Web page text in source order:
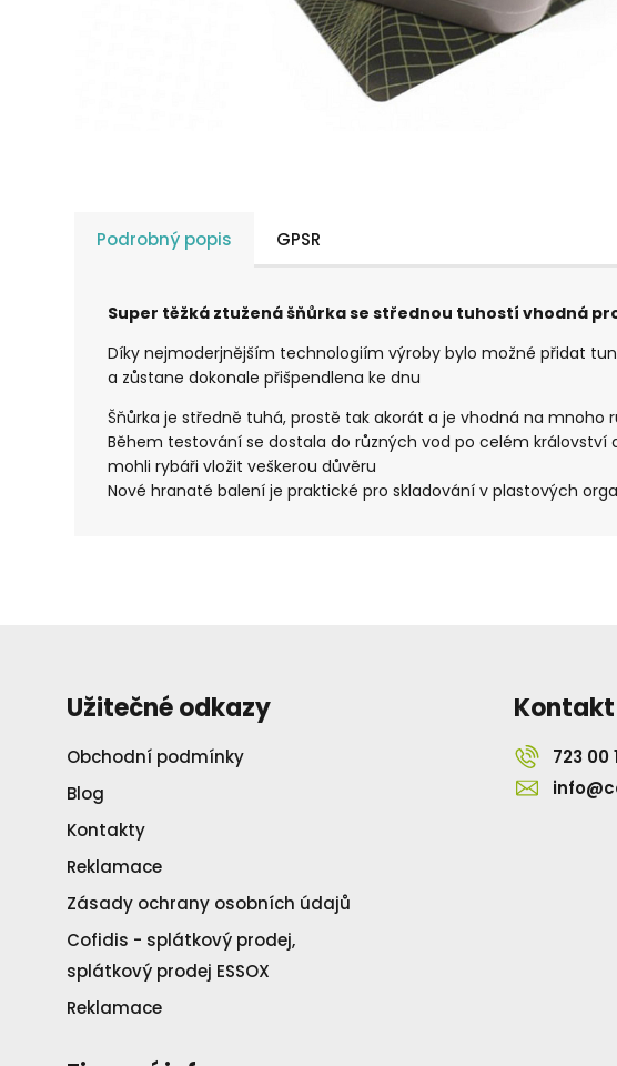
Podrobný popis GPSR
Super těžká ztužená šňůrka se střednou tuhostí vhodná
Díky nejmoderjnějším technologiím výroby bylo možné přidat
a zůstane dokonale přišpendlena ke dnu
Šňůrka je středně tuhá, prostě tak akorát a je vhodná na mnoho
Během testování se dostala do různých vod po celém
mohli rybáři vložit veškerou důvěru
Nové hranaté balení je praktické pro skladování v plastových
Užitečné odkazy
Obchodní podmínky
Blog
Kontakty
Reklamace
Zásady ochrany osobních údajů
Cofidis - splátkový prodej,
splátkový prodej ESSOX
Reklamace
Kontakt
723 00